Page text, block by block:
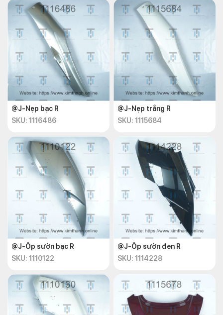
@J-Nẹp bạc R
SKU: 1116486
@J-Nẹp trắng R
SKU: 1115684
@J-Ốp sườn bạc R
SKU: 1110122
@J-Ốp sườn đen R
SKU: 1114228